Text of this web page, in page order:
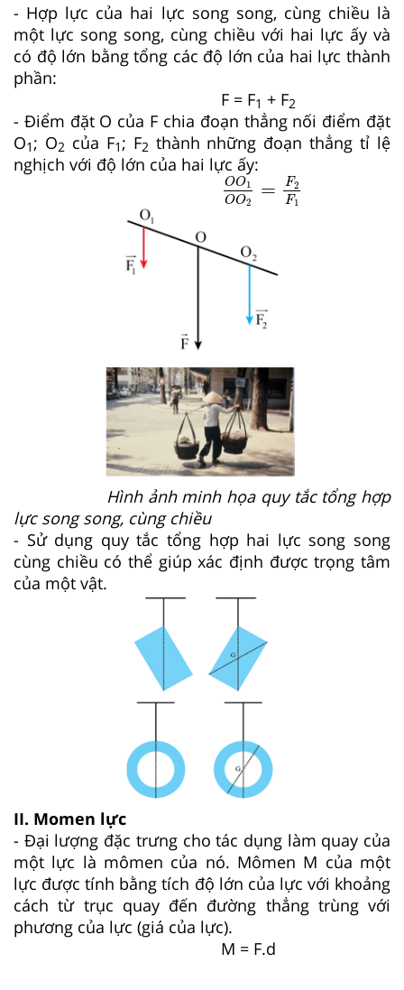
- Hợp lực của hai lực song song, cùng chiều là
một lực song song, cùng chiều với hai lực ấy và
có độ lớn bằng tổng các độ lớn của hai lực thành
phần:
F = F1 + F2
- Điểm đặt O của F chia đoạn thẳng nối điểm đặt
O1 ; O2 của F1 ; F2 thành những đoạn thẳng tỉ lệ
nghịch với độ lớn của hai lực ấy:
OO1
OO2
= F2
F1
OO1 O2
Hình ảnh minh họa quy tắc tổng hợp
lực song song, cùng chiều
- Sử dụng quy tắc tổng hợp hai lực song song
cùng chiều có thể giúp xác định được trọng tâm
của một vật.
II. Momen lực
- Đại lượng đặc trưng cho tác dụng làm quay của
một lực là mômen của nó. Mômen M của một
lực được tính bằng tích độ lớn của lực với khoảng
cách từ trục quay đến đường thẳng trùng với
phương của lực (giá của lực).
M = F.d